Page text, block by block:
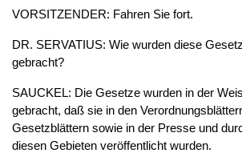
VORSITZENDER: Fahren Sie fort.
DR. SERVATIUS: Wie wurden diese
gebracht?
SAUCKEL: Die Gesetze wurden in der
gebracht, daß sie in den
Gesetzblättern sowie in der Presse und
diesen Gebieten veröffentlicht wurden.